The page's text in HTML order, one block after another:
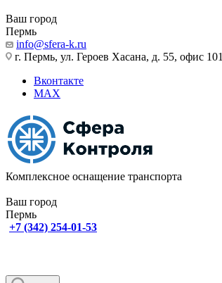
Ваш город
Пермь
info@sfera-k.ru
г. Пермь, ул. Героев Хасана, д. 55, офис 101
Вконтакте
MAX
Комплексное оснащение транспорта
Ваш город
Пермь
+7 (342) 254-01-53